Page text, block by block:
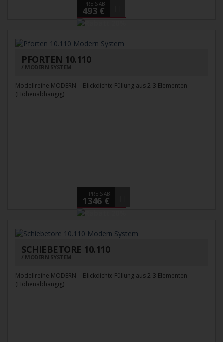
PREIS AB
493 €
PFORTEN 10.110
MODERN SYSTEM
Modellreihe MODERN - Blickdichte Füllung aus 2-3 Elementen
(Höhenabhängig)
PREIS AB
1346 €
SCHIEBETORE 10.110
MODERN SYSTEM
Modellreihe MODERN - Blickdichte Füllung aus 2-3 Elementen
(Höhenabhängig)